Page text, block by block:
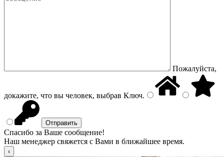
Пожалуйста,
докажите, что вы человек, выбрав Ключ.
Спасибо за Ваше сообщение!
Наш менеджер свяжется с Вами в ближайшее время.